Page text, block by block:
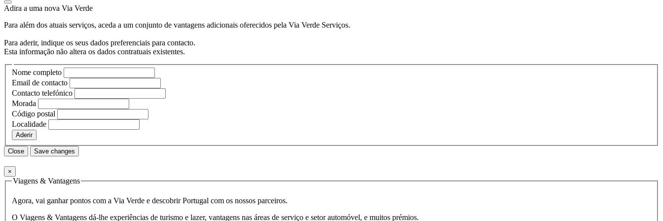
Adira a uma nova Via Verde
Para além dos atuais serviços, aceda a um conjunto de vantagens adicionais oferecidos pela Via Verde Serviços.
Para aderir, indique os seus dados preferenciais para contacto.
Esta informação não altera os dados contratuais existentes.
Nome completo
Email de contacto
Contacto telefónico
Morada
Código postal
Localidade
Aderir
Close Save changes
×
Viagens & Vantagens
Agora, vai ganhar pontos com a Via Verde e descobrir Portugal com os nossos parceiros.
O Viagens & Vantagens dá-lhe experiências de turismo e lazer, vantagens nas áreas de serviço e setor automóvel, e muitos prémios.